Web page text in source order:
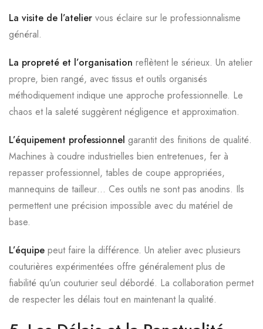
La visite de l’atelier vous éclaire sur le professionnalisme
général.
La propreté et l’organisation reflètent le sérieux. Un atelier
propre, bien rangé, avec tissus et outils organisés
méthodiquement indique une approche professionnelle. Le
chaos et la saleté suggèrent négligence et approximation.
L’équipement professionnel garantit des finitions de qualité.
Machines à coudre industrielles bien entretenues, fer à
repasser professionnel, tables de coupe appropriées,
mannequins de tailleur… Ces outils ne sont pas anodins. Ils
permettent une précision impossible avec du matériel de
base.
L’équipe peut faire la différence. Un atelier avec plusieurs
couturières expérimentées offre généralement plus de
fiabilité qu’un couturier seul débordé. La collaboration permet
de respecter les délais tout en maintenant la qualité.